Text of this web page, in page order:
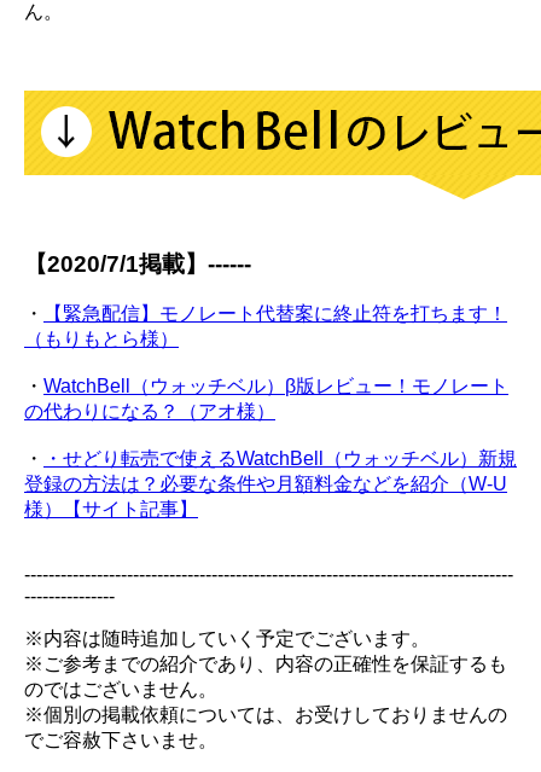
ん。
【2020/7/1掲載】------
・
【緊急配信】モノレート代替案に終止符を打ちます！
（もりもとら様）
・ WatchBell（ウォッチベル）β版レビュー！モノレート
の代わりになる？（アオ様）
・
・せどり転売で使えるWatchBell（ウォッチベル）新規
登録の方法は？必要な条件や月額料金などを紹介（W-U
様）【サイト記事】
---------------------------------------------------------------------------------
---------------
※内容は随時追加していく予定でございます。
※ご参考までの紹介であり、内容の正確性を保証するも
のではございません。
※個別の掲載依頼については、お受けしておりませんの
でご容赦下さいませ。